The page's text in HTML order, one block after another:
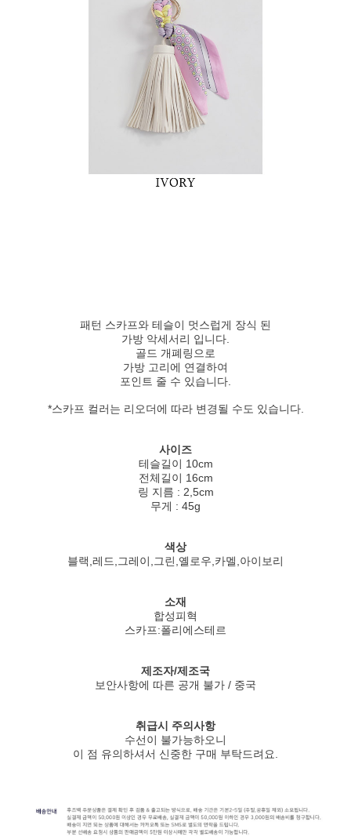
패턴 스카프와 테슬이 멋스럽게 장식 된
가방 악세서리 입니다.
골드 개폐링으로
가방 고리에 연결하여
포인트 줄 수 있습니다.
*스카프 컬러는 리오더에 따라 변경될 수도 있습니다.
사이즈
테슬길이 10cm
전체길이 16cm
링 지름 : 2,5cm
무게 : 45g
색상
블랙,레드,그레이,그린,옐로우,카멜,아이보리
소재
합성피혁
스카프:폴리에스테르
제조자/제조국
보안사항에 따른 공개 불가 / 중국
취급시 주의사항
수선이 불가능하오니
이 점 유의하셔서 신중한 구매 부탁드려요.